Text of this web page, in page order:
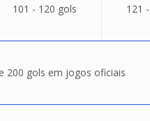
101 - 120 gols 121
200 gols em jogos oficiais